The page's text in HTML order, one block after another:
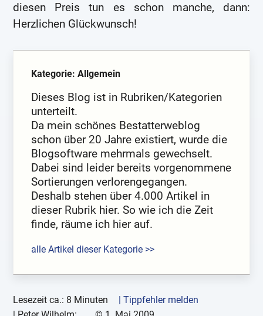
diesen Preis tun es schon manche, dann:
Herzlichen Glückwunsch!
Kategorie: Allgemein
Dieses Blog ist in Rubriken/Kategorien
unterteilt.
Da mein schönes Bestatterweblog
schon über 20 Jahre existiert, wurde die
Blogsoftware mehrmals gewechselt.
Dabei sind leider bereits vorgenommene
Sortierungen verlorengegangen.
Deshalb stehen über 4.000 Artikel in
dieser Rubrik hier. So wie ich die Zeit
finde, räume ich hier auf.
alle Artikel dieser Kategorie >>
Lesezeit ca.: 8 Minuten
| Tippfehler melden